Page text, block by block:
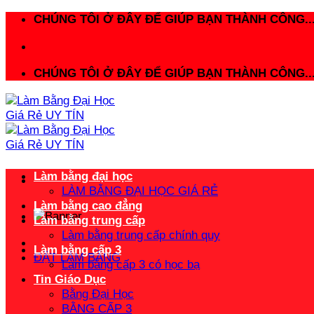
CHÚNG TÔI Ở ĐÂY ĐỂ GIÚP BẠN THÀNH
CHÚNG TÔI Ở ĐÂY ĐỂ GIÚP BẠN THÀNH
ĐẶT LÀM BẰNG
Làm bằng đại học
LÀM BẰNG ĐẠI HỌC GIÁ RẺ
Làm bằng cao đẳng
Làm bằng trung cấp
Làm bằng trung cấp chính quy
Làm bằng cấp 3
Làm bằng cấp 3 có học bạ
Tin Giáo Dục
Bằng Đại Học
BẰNG CẤP 3